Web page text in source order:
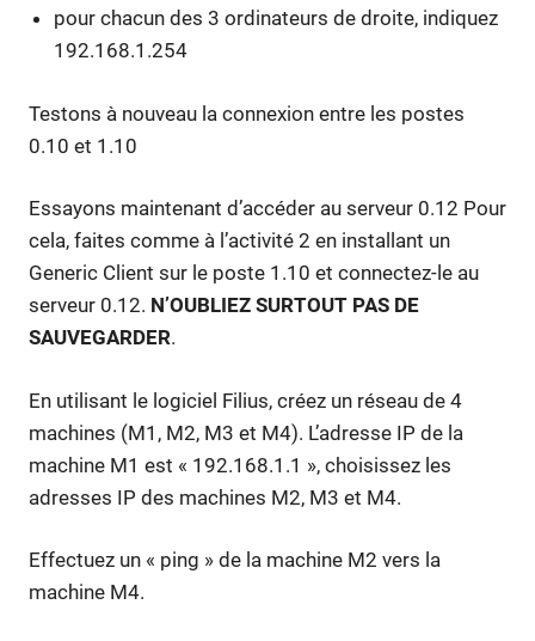
pour chacun des 3 ordinateurs de droite, indiquez
192.168.1.254
Testons à nouveau la connexion entre les postes
0.10 et 1.10
Essayons maintenant d’accéder au serveur 0.12 Pour
cela, faites comme à l’activité 2 en installant un
Generic Client sur le poste 1.10 et connectez-le au
serveur 0.12. N’OUBLIEZ SURTOUT PAS DE
SAUVEGARDER.
En utilisant le logiciel Filius, créez un réseau de 4
machines (M1, M2, M3 et M4). L’adresse IP de la
machine M1 est « 192.168.1.1 », choisissez les
adresses IP des machines M2, M3 et M4.
Effectuez un « ping » de la machine M2 vers la
machine M4.